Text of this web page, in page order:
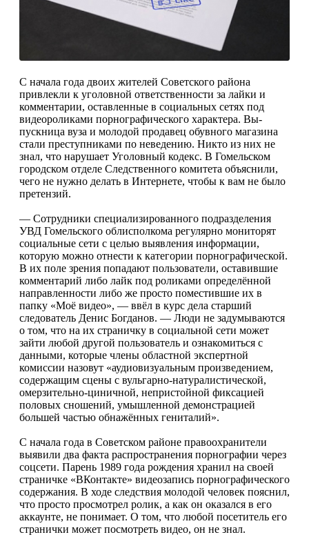
С начала года двоих жителей Со­ветского района
привлекли к уго­ловной ответственности за лайки и
комментарии, оставленные в со­циальных сетях под
видеороликами порнографического характера. Вы­
пускница вуза и молодой продавец обувного магазина
стали преступ­никами по неведению. Никто из них не
знал, что нарушает Уголов­ный кодекс. В Гомельском
город­ском отделе Следственного коми­тета объяснили,
чего не нужно де­лать в Интернете, чтобы к вам не было
претензий.
— Сотрудники специализи­рованного подразделения
УВД Гомельского облисполкома регу­лярно мониторят
социальные се­ти с целью выявления информа­ции,
которую можно отнести к ка­тегории порнографической.
В их поле зрения попадают пользова­тели, оставившие
комментарий либо лайк под роликами опреде­лённой
направленности либо же просто поместившие их в
папку «Моё видео», — ввёл в курс дела старший
следователь Денис Бог­данов. — Люди не задумывают­ся
о том, что на их страничку в со­циальной сети может
зайти лю­бой другой пользователь и ознако­миться с
данными, которые члены областной экспертной
комиссии назовут «аудиовизуальным про­изведением,
содержащим сцены с вульгарно-натуралистической,
омерзительно-циничной, непри­стойной фиксацией
половых сно­шений, умышленной демонстра­цией
большей частью обнажённых гениталий».
С начала года в Советском рай­оне правоохранители
выявили два факта распространения порногра­фии через
соцсети. Парень 1989 года рождения хранил на своей
страничке «ВКонтакте» видеоза­пись порнографического
содер­жания. В ходе следствия молодой человек пояснил,
что просто про­смотрел ролик, а как он оказался в его
аккаунте, не понимает. О том, что любой посетитель его
стра­нички может посмотреть видео, он не знал.